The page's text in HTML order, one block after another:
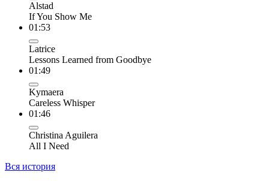
Alstad
If You Show Me
01:53
Latrice
Lessons Learned from Goodbye
01:49
Kymaera
Careless Whisper
01:46
Christina Aguilera
All I Need
Вся история